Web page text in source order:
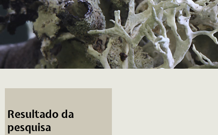
Resultado da
pesquisa